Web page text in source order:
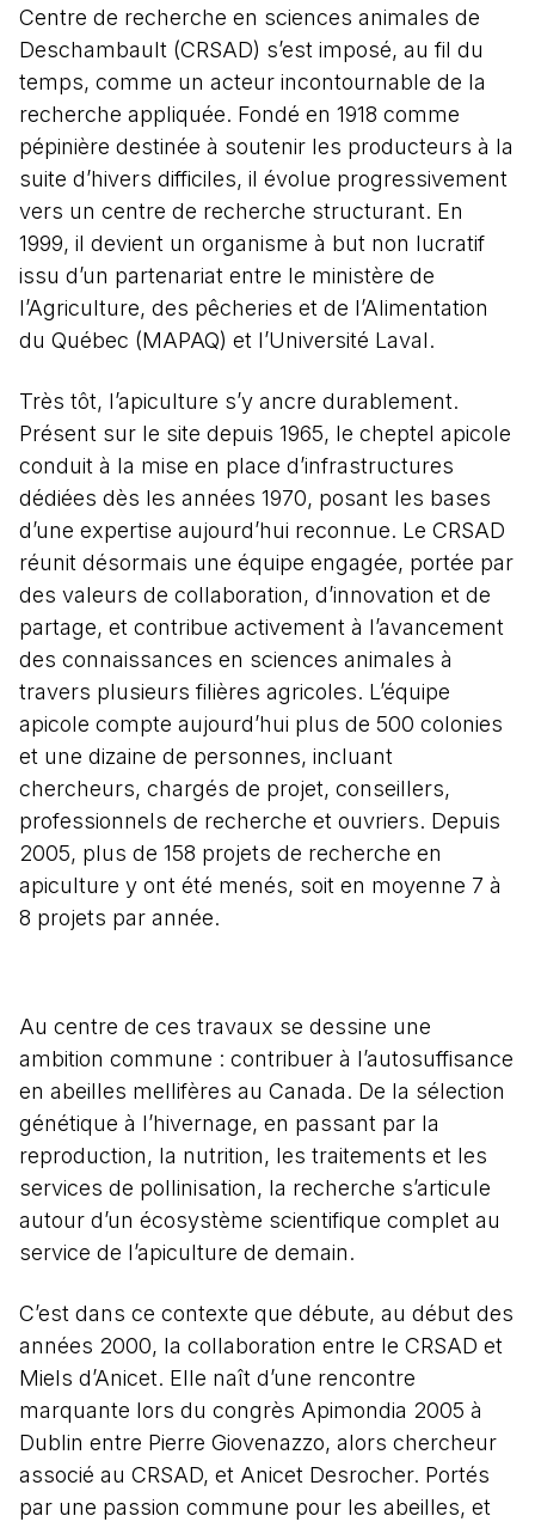
Centre de recherche en sciences animales de
Deschambault (CRSAD) s’est imposé, au fil du
temps, comme un acteur incontournable de la
recherche appliquée. Fondé en 1918 comme
pépinière destinée à soutenir les producteurs à la
suite d’hivers difficiles, il évolue progressivement
vers un centre de recherche structurant. En
1999, il devient un organisme à but non lucratif
issu d’un partenariat entre le ministère de
l’Agriculture, des pêcheries et de l’Alimentation
du Québec (MAPAQ) et l’Université Laval.
Très tôt, l’apiculture s’y ancre durablement.
Présent sur le site depuis 1965, le cheptel apicole
conduit à la mise en place d’infrastructures
dédiées dès les années 1970, posant les bases
d’une expertise aujourd’hui reconnue. Le CRSAD
réunit désormais une équipe engagée, portée par
des valeurs de collaboration, d’innovation et de
partage, et contribue activement à l’avancement
des connaissances en sciences animales à
travers plusieurs filières agricoles. L’équipe
apicole compte aujourd’hui plus de 500 colonies
et une dizaine de personnes, incluant
chercheurs, chargés de projet, conseillers,
professionnels de recherche et ouvriers. Depuis
2005, plus de 158 projets de recherche en
apiculture y ont été menés, soit en moyenne 7 à
8 projets par année.
Au centre de ces travaux se dessine une
ambition commune : contribuer à l’autosuffisance
en abeilles mellifères au Canada. De la sélection
génétique à l’hivernage, en passant par la
reproduction, la nutrition, les traitements et les
services de pollinisation, la recherche s’articule
autour d’un écosystème scientifique complet au
service de l’apiculture de demain.
C’est dans ce contexte que débute, au début des
années 2000, la collaboration entre le CRSAD et
Miels d’Anicet. Elle naît d’une rencontre
marquante lors du congrès Apimondia 2005 à
Dublin entre Pierre Giovenazzo, alors chercheur
associé au CRSAD, et Anicet Desrocher. Portés
par une passion commune pour les abeilles, et